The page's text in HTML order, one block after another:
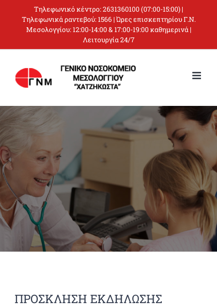
content
Τηλεφωνικό κέντρο:2631360100(07:00-15:00) |
Τηλεφωνικά ραντεβού:1566| Ώρες επισκεπτηρίου Γ.Ν.
Μεσολογγίου: 12:00-14:00 & 17:00-19:00 καθημερινά |
Λειτουργία 24/7
ΠΡΟΣΚΛΗΣΗ ΕΚΔΗΛΩΣΗΣ